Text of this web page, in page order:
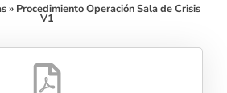
» Procedimiento Operación Sala de Crisis
V1